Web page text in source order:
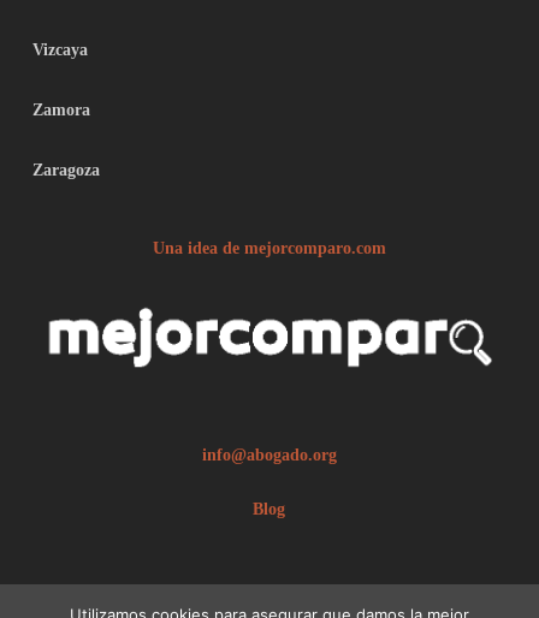
Vizcaya
Zamora
Zaragoza
Una idea de mejorcomparo.com
info@abogado.org
Blog